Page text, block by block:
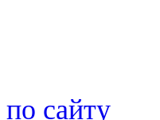
сайту